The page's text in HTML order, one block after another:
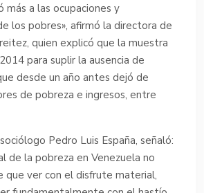
más a las ocupaciones y
los pobres», afirmó la directora de
quien explicó que la muestra
para suplir la ausencia de
desde un año antes dejó de
de pobreza e ingresos, entre
Pedro Luis España, señaló:
de la pobreza en Venezuela no
que ver con el disfrute material,